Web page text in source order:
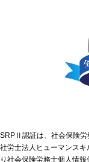
SRPⅡ認証は、社会保険労
社労士法人ヒューマンス
り社会保険労務士個人情